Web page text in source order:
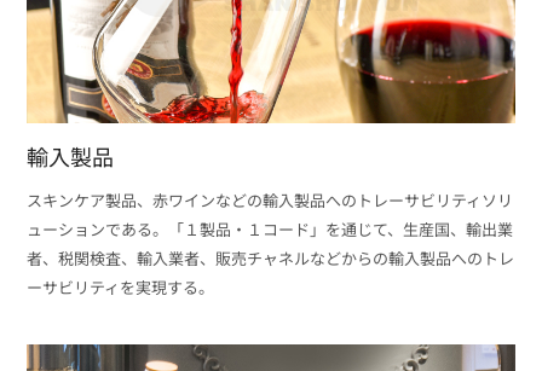
輸入製品
スキンケア製品、赤ワインなどの輸入製品へのトレーサビリティソリ
ューションである。「１製品・１コード」を通じて、生産国、輸出業
者、税関検査、輸入業者、販売チャネルなどからの輸入製品へのトレ
ーサビリティを実現する。